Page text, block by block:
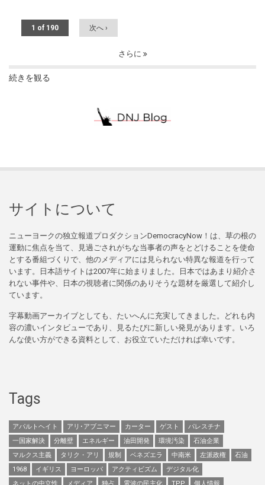
1 of 190 次へ ›
さらに
続きを観る
サイトについて
ニューヨークの独立報道プロダクションDemocracyNow！は、草の根の
運動に焦点を当て、見過ごされがちな当事者の声をとどけることを使命
とする番組づくりで、他のメディアには見られない特異な報道を行って
います。日本語サイトは2007年に始まりました。日本ではあまり紹介さ
れない事件や、日本の視聴者に関係のありそうな題材を厳選して紹介し
ています。
字幕動画アーカイブとしても、たいへんに充実してきました。どれも内
容の濃いインタビューであり、見るたびに新しい発見があります。いろ
んな使い方ができる資料として、お役立ていただければ幸いです。
Tags
アパルトヘイト アリ･アブニマー カーター ゲスト
パレスチナ
一国家解決
分離壁 エネルギー 油田開発 環境汚染
石油企業
マルクス主義
タリク・アリ 規制 ベネズエラ 中南米 左派政権
石油
1968
イギリス ヨーロッパ アクティビズム
デジタル化